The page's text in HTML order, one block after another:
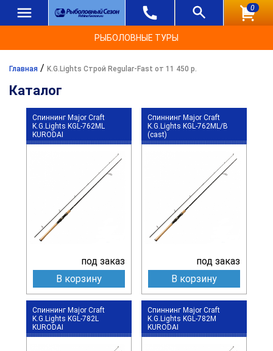
0
РЫБОЛОВНЫЕ ТУРЫ
Главная / K.G.Lights Строй Regular-Fast от 11 450 р.
Каталог
Спиннинг Major Craft
K.G.Lights KGL-762ML
KURODAI
под заказ
В корзину
Спиннинг Major Craft
K.G.Lights KGL-762ML/B
(cast)
под заказ
В корзину
Спиннинг Major Craft
K.G.Lights KGL-782L
KURODAI
Спиннинг Major Craft
K.G.Lights KGL-782M
KURODAI